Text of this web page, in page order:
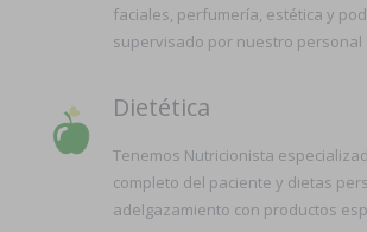
faciales, perfumería, estética y
supervisado por nuestro personal
Dietética
Tenemos Nutricionista
completo del paciente y dietas
adelgazamiento con productos